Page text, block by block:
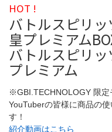
HOT !
バトルスピリ
皇プレミアム
バトルスピリ
プレミアム
※GBI.TECHNOLOGY 限定
YouTuberの皆様に商品の
す！
紹介動画はこちら